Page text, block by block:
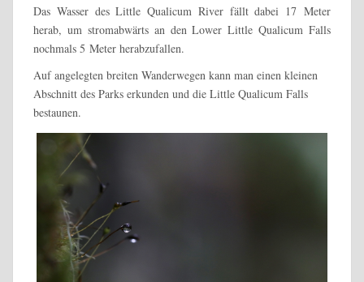
Das Wasser des Little Qualicum River fällt dabei 17 Meter
herab, um stromabwärts an den Lower Little Qualicum Falls
nochmals 5 Meter herabzufallen.
Auf angelegten breiten Wanderwegen kann man einen kleinen
Abschnitt des Parks erkunden und die Little Qualicum Falls
bestaunen.